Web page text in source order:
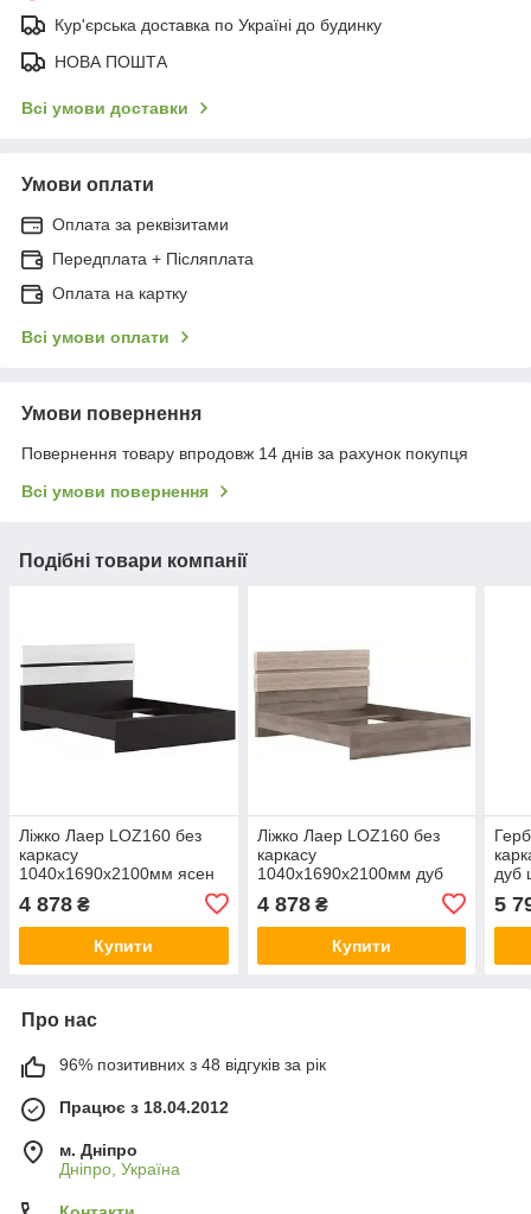
Кур'єрська доставка по Україні до будинку
НОВА ПОШТА
Всі умови доставки
Умови оплати
Оплата за реквізитами
Передплата + Післяплата
Оплата на картку
Всі умови оплати
Умови повернення
Повернення товару впродовж 14 днів за рахунок покупця
Всі умови повернення
Подібні товари компанії
Ліжко Лаер LOZ160 без
каркасу
1040х1690х2100мм ясен
Гербор
4 878 ₴
Купити
Ліжко Лаер LOZ160 без
каркасу
1040х1690х2100мм дуб
сонома трюфель Гербор
4 878₴
Купити
дуб
5
Про нас
96% позитивних з 48 відгуків за рік
Працює з 18.04.2012
м. Дніпро
Дніпро, Україна